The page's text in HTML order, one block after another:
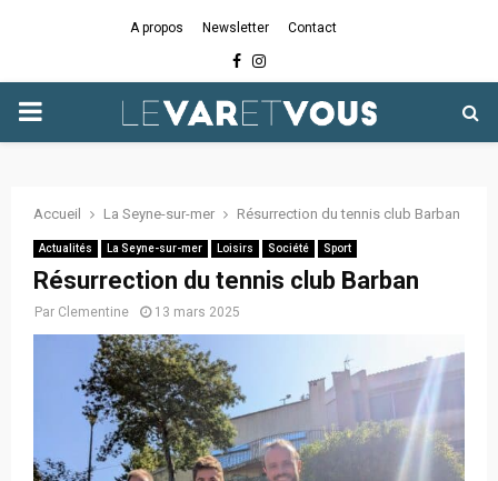
A propos Newsletter Contact
Facebook
Instagram
PRIMARY
Accueil La Seyne-sur-mer Résurrection du tennis club Barban
Actualités La Seyne-sur-mer Loisirs Société Sport
Résurrection du tennis club Barban
Par Clementine 13 mars 2025